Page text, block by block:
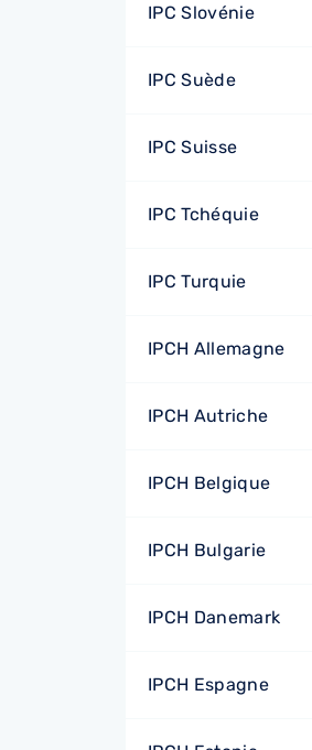
IPC Slovénie
IPC Suède
IPC Suisse
IPC Tchéquie
IPC Turquie
IPCH Allemagne
IPCH Autriche
IPCH Belgique
IPCH Bulgarie
IPCH Danemark
IPCH Espagne